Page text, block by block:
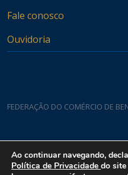
Fale conosco
Ouvidoria
FEDERAÇÃO DO COMÉRCIO DE
Rua Padre João Damasceno,
Ao continuar navegando,
Política de Privacidade do site